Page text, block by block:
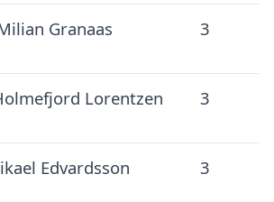
Granaas 3
Lorentzen 3
Edvardsson 3